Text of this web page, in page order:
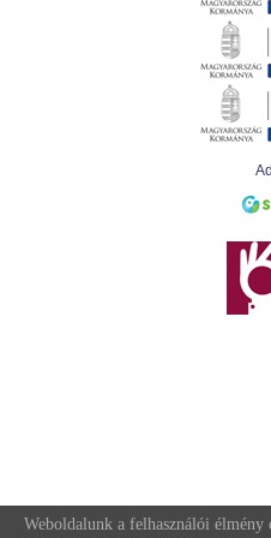
Weboldalunk a felhasználói élmény